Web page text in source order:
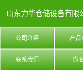
山东力华仓储设备有限
公司介绍 产品
联系我们 微